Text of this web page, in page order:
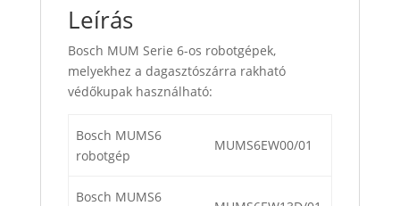
Leírás
Bosch MUM Serie 6-os robotgépek,
melyekhez a dagasztószárra rakható
védőkupak használható:
Bosch MUMS6
robotgép
MUMS6EW00/01
Bosch MUMS6